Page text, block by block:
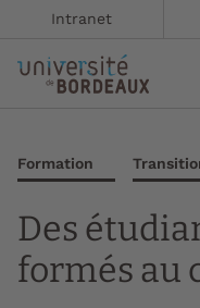
Intranet
Formation
Des
formés au